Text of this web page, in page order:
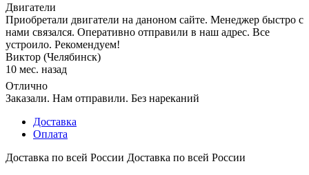
Двигатели
Приобретали двигатели на даноном сайте. Менеджер быстро с
нами связался. Оперативно отправили в наш адрес. Все
устроило. Рекомендуем!
Виктор (Челябинск)
10 мес. назад
Отлично
Заказали. Нам отправили. Без нареканий
Доставка
Оплата
Доставка по всей России Доставка по всей России